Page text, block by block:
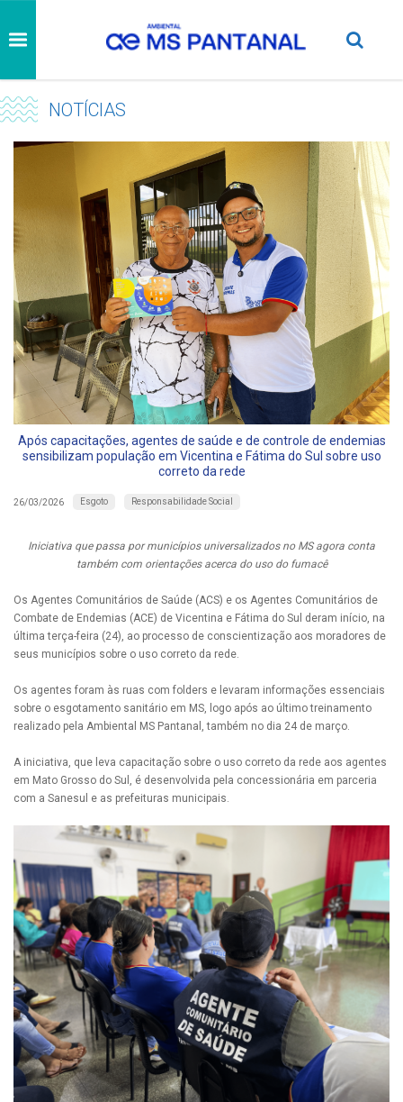
NOTÍCIAS
Após capacitações, agentes de saúde e de controle de endemias
sensibilizam população em Vicentina e Fátima do Sul sobre uso
correto da rede
26/03/2026 Esgoto Responsabilidade Social
Iniciativa que passa por municípios universalizados no MS agora conta
também com orientações acerca do uso do fumacê
Os Agentes Comunitários de Saúde (ACS) e os Agentes Comunitários de
Combate de Endemias (ACE) de Vicentina e Fátima do Sul deram início, na
última terça-feira (24), ao processo de conscientização aos moradores de
seus municípios sobre o uso correto da rede.
Os agentes foram às ruas com folders e levaram informações essenciais
sobre o esgotamento sanitário em MS, logo após ao último treinamento
realizado pela Ambiental MS Pantanal, também no dia 24 de março.
A iniciativa, que leva capacitação sobre o uso correto da rede aos agentes
em Mato Grosso do Sul, é desenvolvida pela concessionária em parceria
com a Sanesul e as prefeituras municipais.